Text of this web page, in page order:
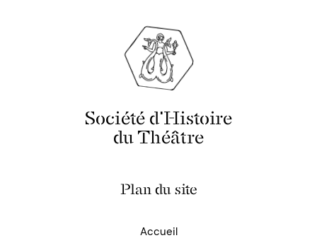
Société d'Histoire
du Théâtre
Plan du site
Accueil